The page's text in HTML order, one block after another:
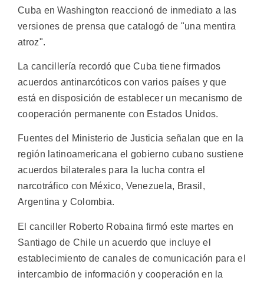
Cuba en Washington reaccionó de inmediato a las
versiones de prensa que catalogó de "una mentira
atroz".
La cancillería recordó que Cuba tiene firmados
acuerdos antinarcóticos con varios países y que
está en disposición de establecer un mecanismo de
cooperación permanente con Estados Unidos.
Fuentes del Ministerio de Justicia señalan que en la
región latinoamericana el gobierno cubano sustiene
acuerdos bilaterales para la lucha contra el
narcotráfico con México, Venezuela, Brasil,
Argentina y Colombia.
El canciller Roberto Robaina firmó este martes en
Santiago de Chile un acuerdo que incluye el
establecimiento de canales de comunicación para el
intercambio de información y cooperación en la